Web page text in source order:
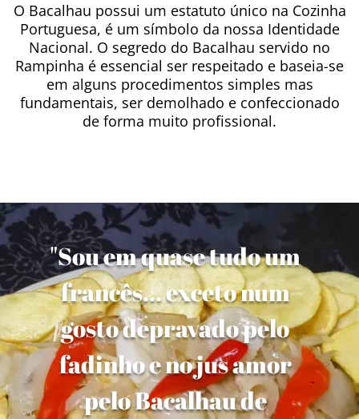
O Bacalhau possui um estatuto único na Cozinha
Portuguesa, é um símbolo da nossa Identidade
Nacional. O segredo do Bacalhau servido no
Rampinha é essencial ser respeitado e baseia-se
em alguns procedimentos simples mas
fundamentais, ser demolhado e confeccionado
de forma muito profissional.
"Sou em quase tudo um
francês... exceto num
gosto depravado pelo
fadinho e no jus amor
pelo Bacalhau de